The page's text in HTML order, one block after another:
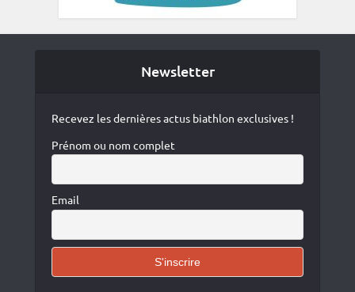
Newsletter
Recevez les dernières actus biathlon exclusives !
Prénom ou nom complet
Email